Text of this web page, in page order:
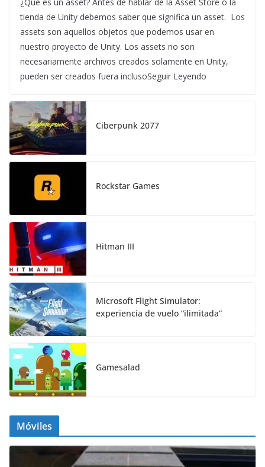
tienda de Unity debemos saber que significa un asset. Los
assets son aquellos objetos que podemos usar en
nuestro proyecto de Unity. Los assets no son
necesariamente archivos creados solamente en Unity,
pueden ser creados fuera inclusoSeguir Leyendo
Ciberpunk 2077
Rockstar Games
Hitman III
Microsoft Flight Simulator:
experiencia de vuelo “ilimitada”
Gamesalad
Móviles